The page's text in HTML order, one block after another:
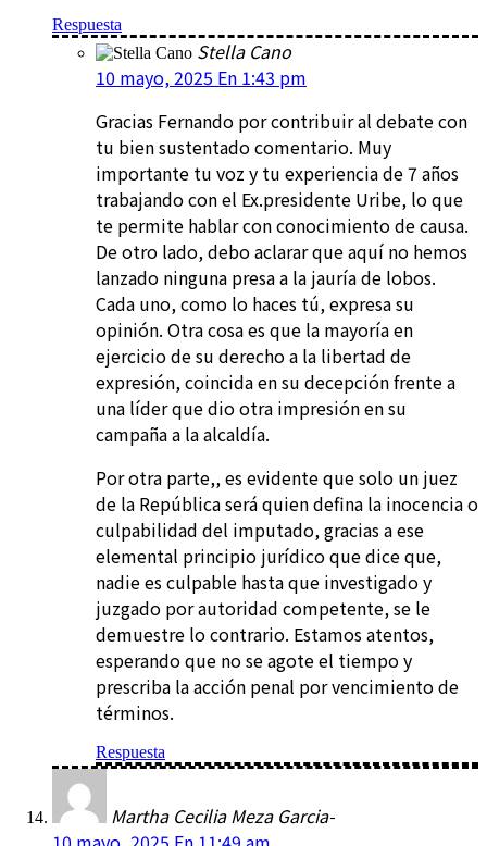
Respuesta
Stella Cano
10 mayo, 2025 En 1:43 pm
Gracias Fernando por contribuir al debate con
tu bien sustentado comentario. Muy
importante tu voz y tu experiencia de 7 años
trabajando con el Ex.presidente Uribe, lo que
te permite hablar con conocimiento de causa.
De otro lado, debo aclarar que aquí no hemos
lanzado ninguna presa a la jauría de lobos.
Cada uno, como lo haces tú, expresa su
opinión. Otra cosa es que la mayoría en
ejercicio de su derecho a la libertad de
expresión, coincida en su decepción frente a
una líder que dio otra impresión en su
campaña a la alcaldía.
Por otra parte,, es evidente que solo un juez
de la República será quien defina la inocencia o
culpabilidad del imputado, gracias a ese
elemental principio jurídico que dice que,
nadie es culpable hasta que investigado y
juzgado por autoridad competente, se le
demuestre lo contrario. Estamos atentos,
esperando que no se agote el tiempo y
prescriba la acción penal por vencimiento de
términos.
Respuesta
Martha Cecilia Meza Garcia-